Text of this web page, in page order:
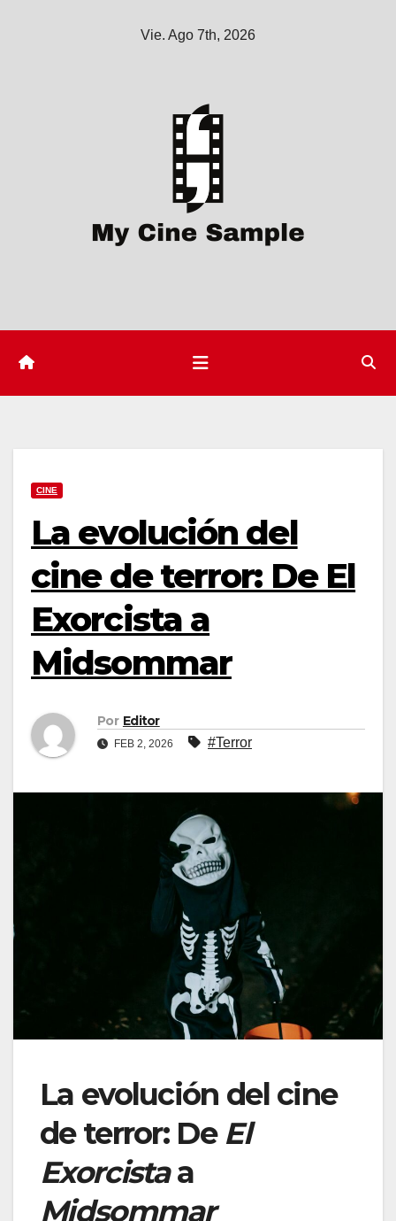
Vie. Ago 7th, 2026
CINE
La evolución del
cine de terror: De El
Exorcista a
Midsommar
Por Editor
FEB 2, 2026 #Terror
La evolución del cine
de terror: De El
Exorcistaa
Midsommar